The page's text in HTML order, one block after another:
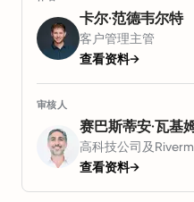
卡尔·范德韦尔特
客户管理主管
查看资料→
审核人
赛巴斯蒂安·瓦基
高科技公司及
查看资料→